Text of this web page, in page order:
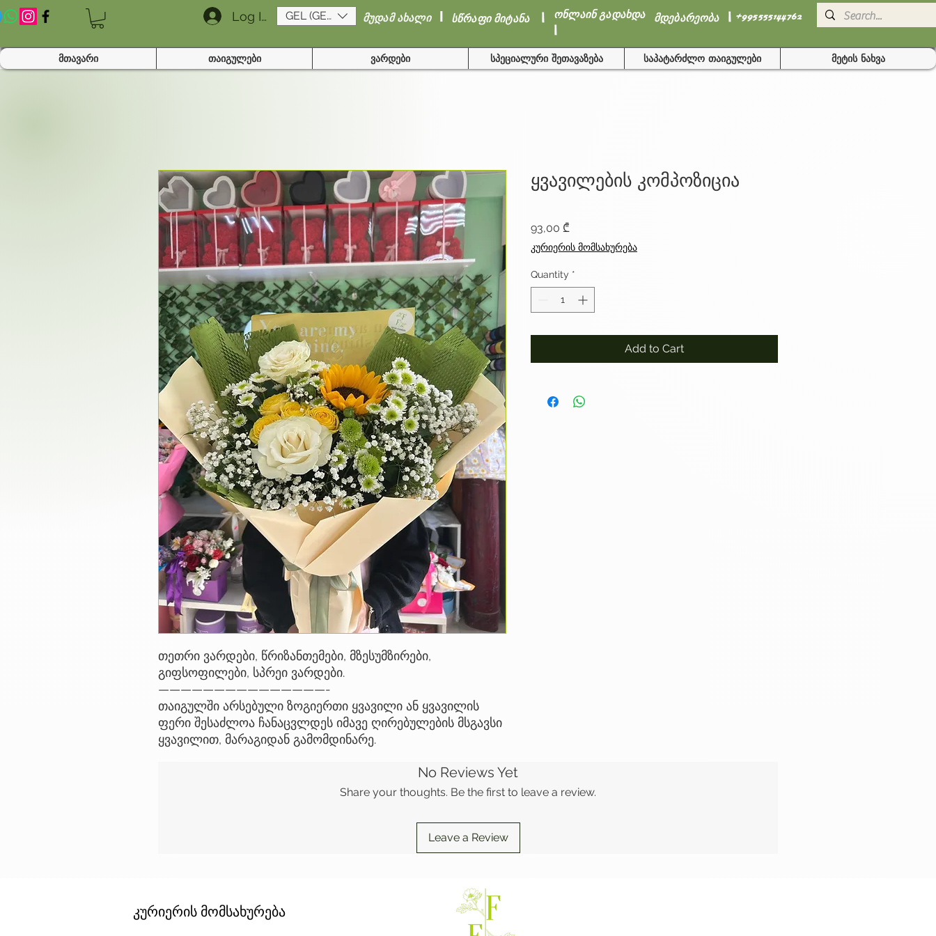
Log In GEL (GEL) მუდამ ახალი I სწრაფი მიტანა I ონლაინ გადახდა
I
მდებარეობა I +995555144762
მთავარი თაიგულები ვარდები სპეციალური შეთავაზება საპატარძლო თაიგულები მეტის ნახვა
თეთრი ვარდები, წრიზანთემები, მზესუმზირები,
გიფსოფილები, სპრეი ვარდები.
———————————————-
თაიგულში არსებული ზოგიერთი ყვავილი ან ყვავილის
ფერი შესაძლოა ჩანაცვლდეს იმავე ღირებულების მსგავსი
ყვავილით, მარაგიდან გამომდინარე.
ყვავილების კომპოზიცია
93,00 ₾
კურიერის მომსახურება
Quantity *
Add to Cart
No Reviews Yet
Share your thoughts. Be the first to leave a review.
Leave a Review
კურიერის მომსახურება